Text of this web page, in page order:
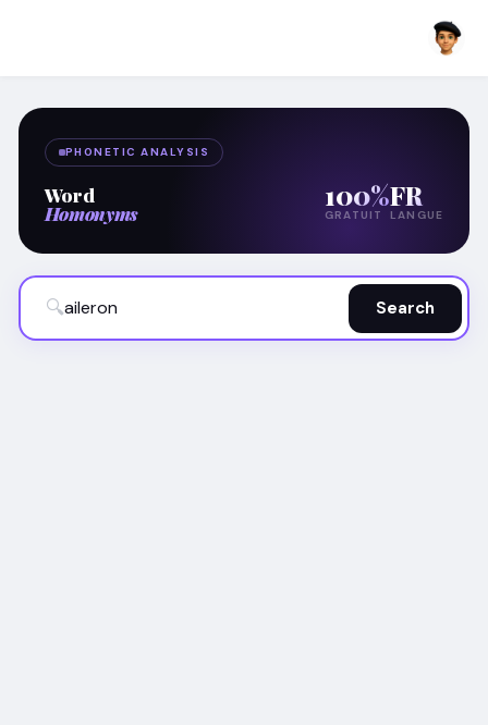
PHONETIC ANALYSIS
Word
Homonyms
100%
GRATUIT
FR
LANGUE
🔍 Search